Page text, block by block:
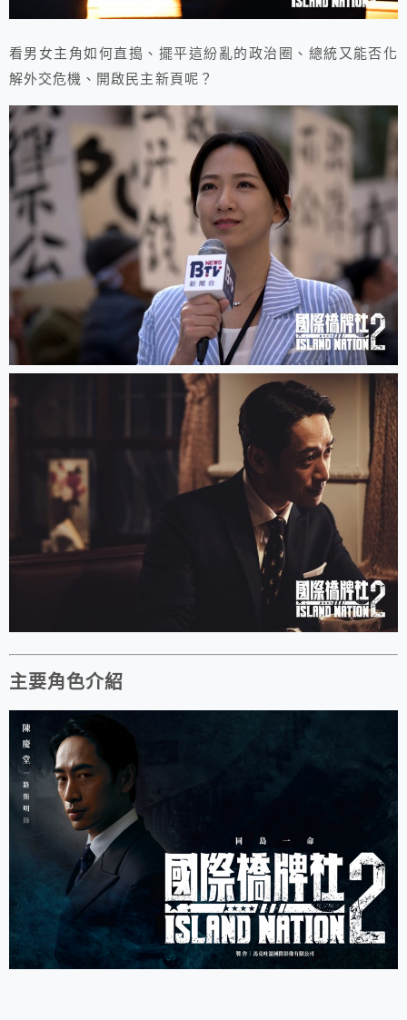
看男女主角如何直搗、擺平這紛亂的政治圈、總統又能否化
解外交危機、開啟民主新頁呢？
主要角色介紹